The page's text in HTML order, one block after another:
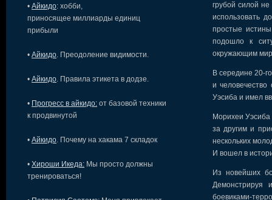
• Айкидо: хобби,
приносящее миллиарды единиц
прибыли
• Айкидо. Преодоление видимости.
• Айкидо. Правила этикета в додзе.
• Прогресс в айкидо: от базовой техники
к продвинутой
• Айкидо. Почему на хакама 7 складок
• Хироши Икеда: Мы просто должны
тренироваться!
грубой силой
использовать
простые
подошло к
окружающим
В середине 20-
и
Уэсиба и имел
Морихеи
за другим и
нескольких
И вошел в
Из новейших
Демонстрируя
боевиками-